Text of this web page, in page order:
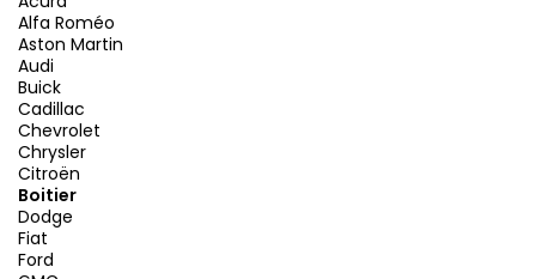
Alfa Roméo
Aston Martin
Audi
Buick
Cadillac
Chevrolet
Chrysler
Citroën
Boitier
Dodge
Fiat
Ford